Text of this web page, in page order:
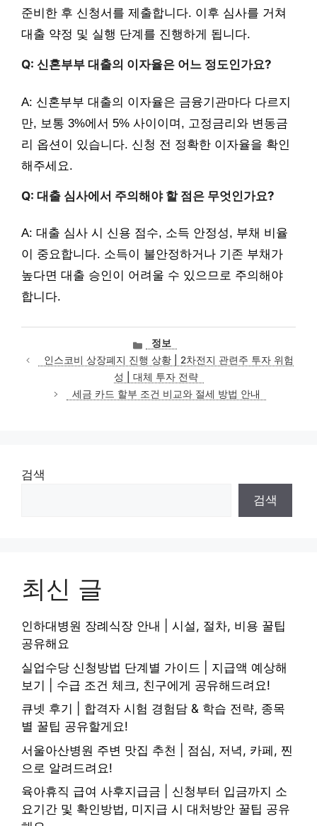
준비한 후 신청서를 제출합니다. 이후 심사를 거쳐
대출 약정 및 실행 단계를 진행하게 됩니다.
Q: 신혼부부 대출의 이자율은 어느 정도인가요?
A: 신혼부부 대출의 이자율은 금융기관마다 다르지
만, 보통 3%에서 5% 사이이며, 고정금리와 변동금
리 옵션이 있습니다. 신청 전 정확한 이자율을 확인
해주세요.
Q: 대출 심사에서 주의해야 할 점은 무엇인가요?
A: 대출 심사 시 신용 점수, 소득 안정성, 부채 비율
이 중요합니다. 소득이 불안정하거나 기존 부채가
높다면 대출 승인이 어려울 수 있으므로 주의해야
합니다.
카
테
고
리
정보
인스코비 상장폐지 진행 상황 | 2차전지 관련주 투자 위험
성 | 대체 투자 전략
세금 카드 할부 조건 비교와 절세 방법 안내
검색
검색
최신 글
인하대병원 장례식장 안내 | 시설, 절차, 비용 꿀팁
공유해요
실업수당 신청방법 단계별 가이드 | 지급액 예상해
보기 | 수급 조건 체크, 친구에게 공유해드려요!
큐넷 후기 | 합격자 시험 경험담 & 학습 전략, 종목
별 꿀팁 공유할게요!
서울아산병원 주변 맛집 추천 | 점심, 저녁, 카페, 찐
으로 알려드려요!
육아휴직 급여 사후지급금 | 신청부터 입금까지 소
요기간 및 확인방법, 미지급 시 대처방안 꿀팁 공유